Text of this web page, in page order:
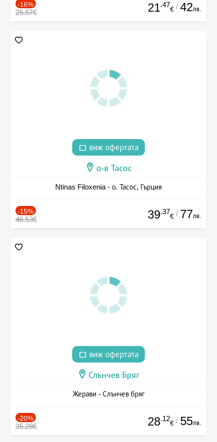
-16%
25.57€ 21.47
€ / 42лв.
виж офертата
о-в Тасос
Ntinas Filoxenia - о. Тасос, Гърция
-15%
46.53€ 39.37
€ / 77лв.
виж офертата
Слънчев Бряг
Жерави - Слънчев бряг
-20%
35.28€ 28.12
€ / 55лв.